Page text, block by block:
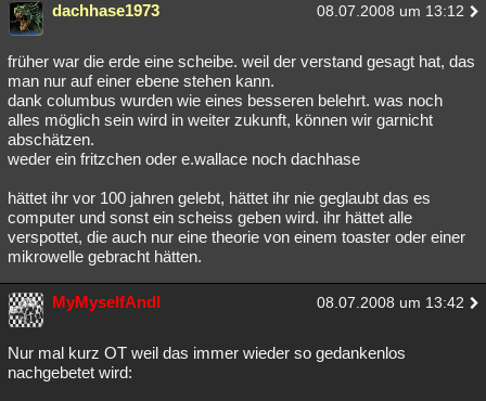
dachhase1973 08.07.2008 um 13:12
früher war die erde eine scheibe. weil der verstand gesagt hat, das
man nur auf einer ebene stehen kann.
dank columbus wurden wie eines besseren belehrt. was noch
alles möglich sein wird in weiter zukunft, können wir garnicht
abschätzen.
weder ein fritzchen oder e.wallace noch dachhase
hättet ihr vor 100 jahren gelebt, hättet ihr nie geglaubt das es
computer und sonst ein scheiss geben wird. ihr hättet alle
verspottet, die auch nur eine theorie von einem toaster oder einer
mikrowelle gebracht hätten.
MyMyselfAndI 08.07.2008 um 13:42
Nur mal kurz OT weil das immer wieder so gedankenlos
nachgebetet wird: